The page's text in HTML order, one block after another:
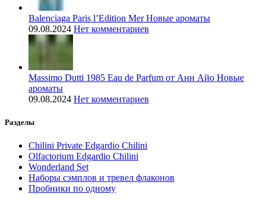
Balenciaga Paris l’Edition Mer Новые ароматы
09.08.2024 Нет комментариев
Massimo Dutti 1985 Eau de Parfum от Анн Айо Новые
ароматы
09.08.2024 Нет комментариев
Разделы
Chilini Private Edgardio Chilini
Olfactorium Edgardio Chilini
Wonderland Set
Наборы сэмплов и тревел флаконов
Пробники по одному